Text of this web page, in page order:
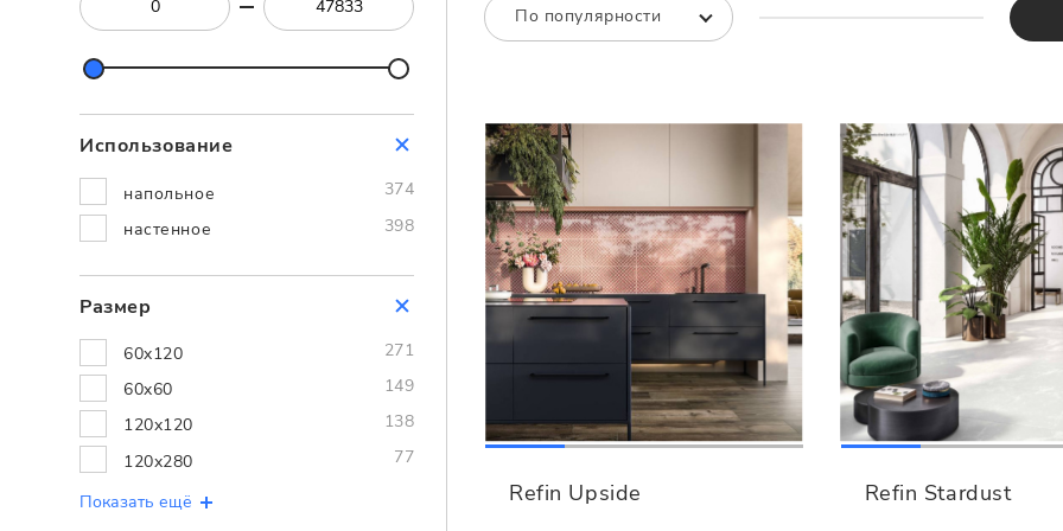
Для кухни
Все
Посмотреть всю керамическую плитку
Все
Посмотреть всю мозаику
Использование
напольное
374
настенное
398
Размер
60x120
271
60x60
149
120x120
138
120x280
77
Показать ещё
По популярности
Refin Upside Refin Stardust